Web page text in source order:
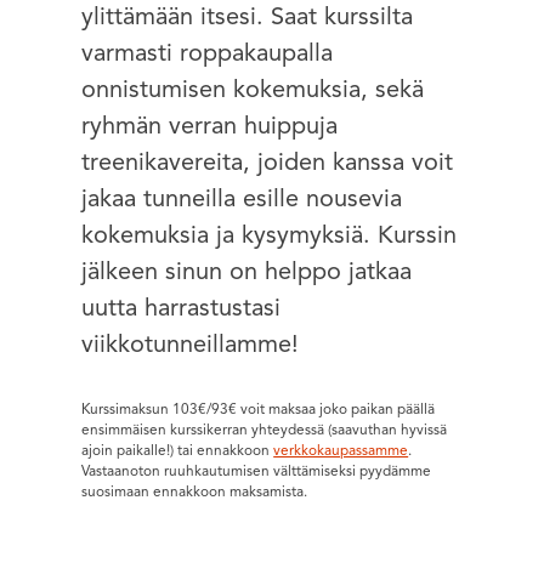
ylittämään itsesi. Saat kurssilta
varmasti roppakaupalla
onnistumisen kokemuksia, sekä
ryhmän verran huippuja
treenikavereita, joiden kanssa voit
jakaa tunneilla esille nousevia
kokemuksia ja kysymyksiä. Kurssin
jälkeen sinun on helppo jatkaa
uutta harrastustasi
viikkotunneillamme!
Kurssimaksun 103€/93€ voit maksaa joko paikan päällä
ensimmäisen kurssikerran yhteydessä (saavuthan hyvissä
ajoin paikalle!) tai ennakkoonverkkokaupassamme.
Vastaanoton ruuhkautumisen välttämiseksi pyydämme
suosimaan ennakkoon maksamista.